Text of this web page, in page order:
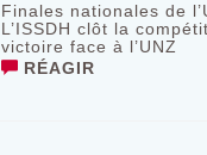
Finales nationales de
L’ISSDH clôt la
victoire face à l’UNZ
RÉAGIR